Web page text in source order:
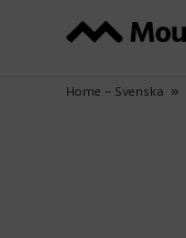
Home – Svenska